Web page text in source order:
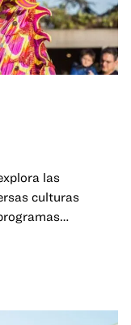
las
culturas
Nuevo Lunar a
AAPI se